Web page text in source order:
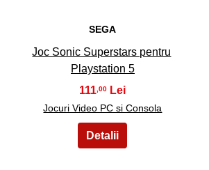
SEGA
Joc Sonic Superstars pentru
Playstation 5
111,00
Jocuri Video PC si Consola